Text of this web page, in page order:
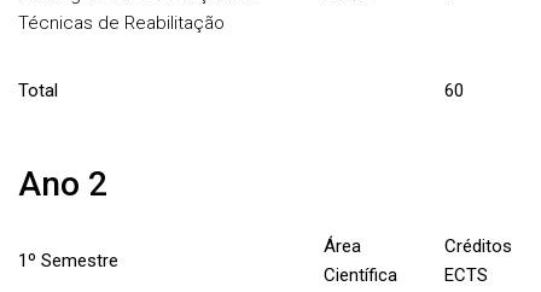
Técnicas de Reabilitação
Total 60
Ano 2
1º Semestre
Área
Científica
Créditos
ECTS